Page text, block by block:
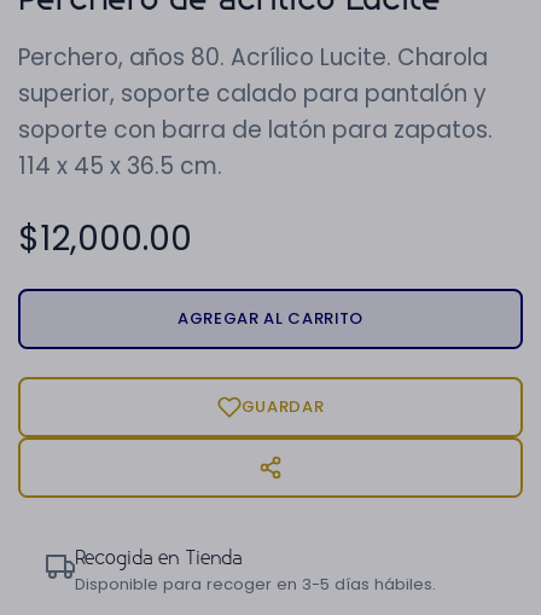
Perchero, años 80. Acrílico Lucite. Charola
superior, soporte calado para pantalón y
soporte con barra de latón para zapatos.
114 x 45 x 36.5 cm.
$12,000.00
AGREGAR AL CARRITO
GUARDAR
Recogida en Tienda
Disponible para recoger en 3-5 días hábiles.